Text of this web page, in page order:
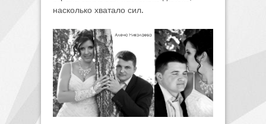
насколько хватало сил.